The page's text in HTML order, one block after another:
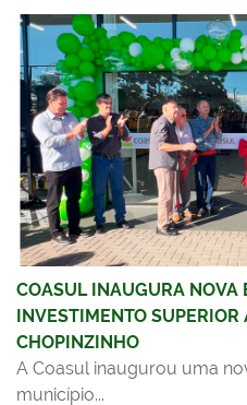
COASUL INAUGURA NOVA
INVESTIMENTO
CHOPINZINHO
A Coasul inaugurou uma
município...